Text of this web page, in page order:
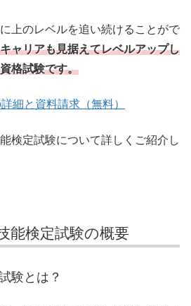
上のレベルを追い続けることがで
ャリアも見据えてレベルアップし
格試験です。
細と資料請求（無料）
検定試験について詳しくご紹介し
能検定試験の概要
験とは？